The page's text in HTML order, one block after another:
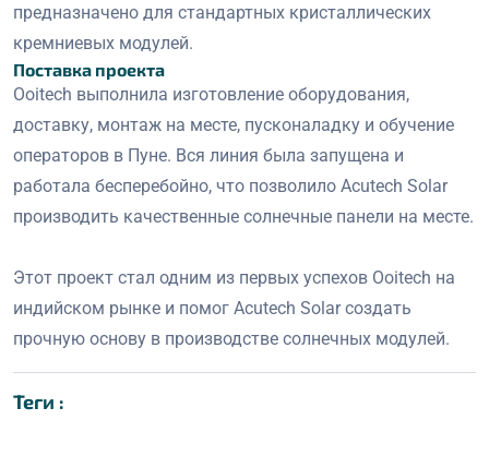
предназначено для стандартных кристаллических
кремниевых модулей.
Поставка проекта
Ooitech выполнила изготовление оборудования,
доставку, монтаж на месте, пусконаладку и обучение
операторов в Пуне. Вся линия была запущена и
работала бесперебойно, что позволило Acutech Solar
производить качественные солнечные панели на месте.
Этот проект стал одним из первых успехов Ooitech на
индийском рынке и помог Acutech Solar создать
прочную основу в производстве солнечных модулей.
Теги :